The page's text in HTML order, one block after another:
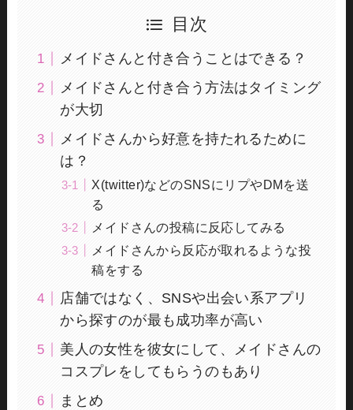
目次
メイドさんと付き合うことはできる？
メイドさんと付き合う方法はタイミング
が大切
メイドさんから好意を持たれるために
は？
X(twitter)などのSNSにリプやDMを送
る
メイドさんの投稿に反応してみる
メイドさんから反応が取れるような投
稿をする
店舗ではなく、SNSや出会い系アプリ
から探すのが最も成功率が高い
美人の女性を彼女にして、メイドさんの
コスプレをしてもらうのもあり
まとめ